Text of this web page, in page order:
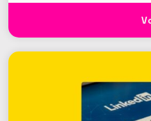
24 mars dernier lors
Fondation de France,